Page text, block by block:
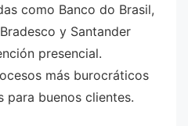
como Banco do Brasil,
y Santander
presencial.
más burocráticos
para buenos clientes.